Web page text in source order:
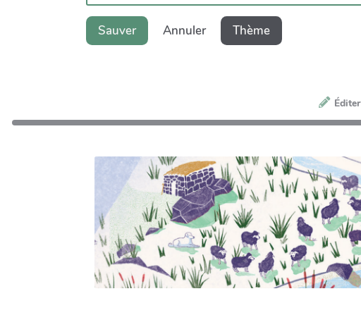
Sauver Annuler Thème